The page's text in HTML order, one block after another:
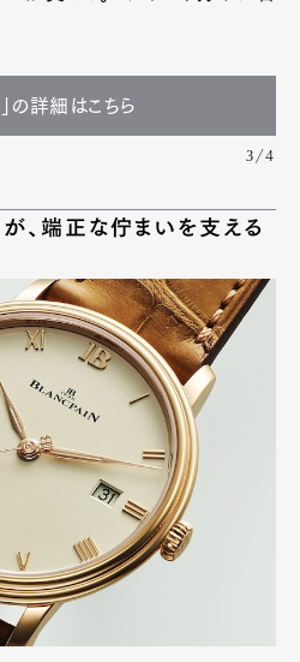
」の詳細はこちら
3/4
、端正な佇まいを支える